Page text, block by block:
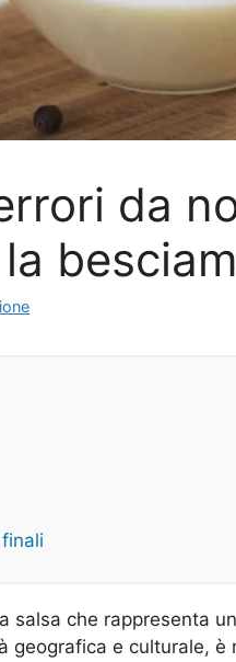
da
salsa che rappresenta
geografica e culturale,